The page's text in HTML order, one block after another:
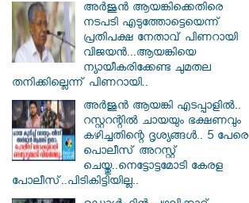
അർജുൻ ആയങ്കിക്കെതിരെ
നടപടി എടുത്തോട്ടെയെന്ന്
പ്രതിപക്ഷ നേതാവ് പിണറായി
വിജയൻ...ആയങ്കിയെ
ന്യായീകരിക്കേണ്ട ചുമതല
തനിക്കില്ലെന്ന് പിണറായി..
അർജുൻ ആയങ്കി എടപ്പാളിൽ..
റസ്റ്ററന്റിൽ ചായയും ഭക്ഷണവും
കഴിച്ചതിന്റെ ദൃശ്യങ്ങൾ.. 5 പേരെ
പൊലീസ് അറസ്റ്റ്
ചെയ്തു..നെട്ടോട്ടമോടി കേരള
പോലീസ്..പിടികിട്ടിയില്ല..